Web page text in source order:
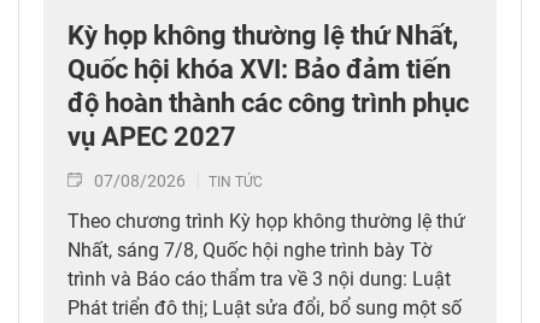
Kỳ họp không thường lệ thứ Nhất,
Quốc hội khóa XVI: Bảo đảm tiến
độ hoàn thành các công trình phục
vụ APEC 2027
07/08/2026 TIN TỨC
Theo chương trình Kỳ họp không thường lệ thứ
Nhất, sáng 7/8, Quốc hội nghe trình bày Tờ
trình và Báo cáo thẩm tra về 3 nội dung: Luật
Phát triển đô thị; Luật sửa đổi, bổ sung một số